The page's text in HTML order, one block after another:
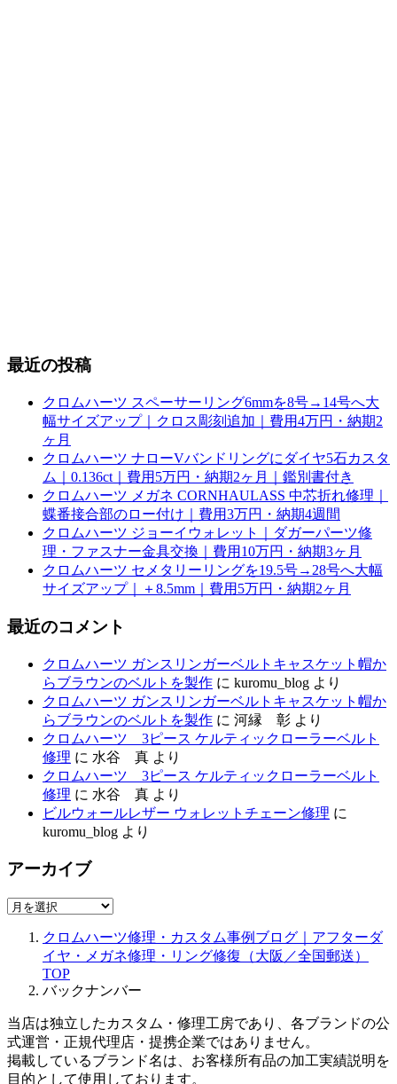
最近の投稿
クロムハーツ スペーサーリング6mmを8号→14号へ大
幅サイズアップ｜クロス彫刻追加｜費用4万円・納期2
ヶ月
クロムハーツ ナローVバンドリングにダイヤ5石カスタ
ム｜0.136ct｜費用5万円・納期2ヶ月｜鑑別書付き
クロムハーツ メガネ CORNHAULASS 中芯折れ修理｜
蝶番接合部のロー付け｜費用3万円・納期4週間
クロムハーツ ジョーイウォレット｜ダガーパーツ修
理・ファスナー金具交換｜費用10万円・納期3ヶ月
クロムハーツ セメタリーリングを19.5号→28号へ大幅
サイズアップ｜＋8.5mm｜費用5万円・納期2ヶ月
最近のコメント
クロムハーツ ガンスリンガーベルトキャスケット帽か
らブラウンのベルトを製作 に kuromu_blog より
クロムハーツ ガンスリンガーベルトキャスケット帽か
らブラウンのベルトを製作 に 河縁 彰 より
クロムハーツ 3ピース ケルティックローラーベルト
修理 に 水谷 真 より
クロムハーツ 3ピース ケルティックローラーベルト
修理 に 水谷 真 より
ビルウォールレザー ウォレットチェーン修理 に
kuromu_blog より
アーカイブ
ア
クロムハーツ修理・カスタム事例ブログ｜アフターダ
イヤ・メガネ修理・リング修復（大阪／全国郵送）
TOP
バックナンバー
当店は独立したカスタム・修理工房であり、各ブランドの公
式運営・正規代理店・提携企業ではありません。
掲載しているブランド名は、お客様所有品の加工実績説明を
目的として使用しております。